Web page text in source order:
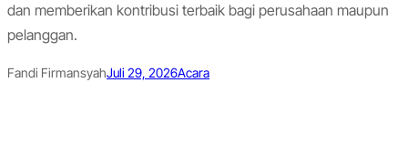
dan memberikan kontribusi terbaik bagi perusahaan maupun
pelanggan.
Fandi FirmansyahJuli 29, 2026Acara